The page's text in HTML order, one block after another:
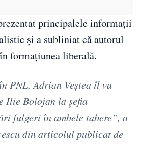
principalele informații
și a subliniat că autorul
formațiunea liberală.
PNL, Adrian Veștea îl va
Ilie Bolojan la șefia
fulgeri în ambele tabere”, a
din articolul publicat de